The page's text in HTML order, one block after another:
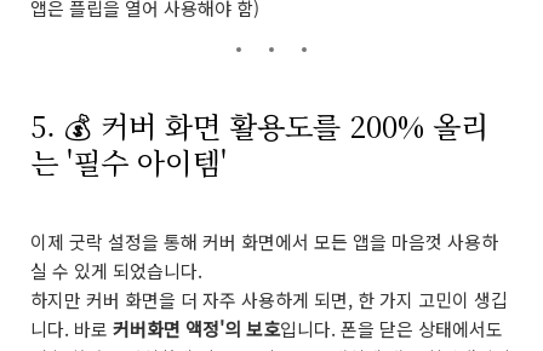
앱은 플립을 열어 사용해야 함)
5. 💰 커버 화면 활용도를 200% 올리
는 '필수 아이템'
이제 굿락 설정을 통해 커버 화면에서 모든 앱을 마음껏 사용하
실 수 있게 되었습니다.
하지만 커버 화면을 더 자주 사용하게 되면, 한 가지 고민이 생깁
니다. 바로 커버화면 액정'의 보호입니다. 폰을 닫은 상태에서도